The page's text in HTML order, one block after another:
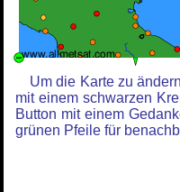
Um die Karte zu
mit einem schwarzen
Button mit einem
grünen Pfeile für